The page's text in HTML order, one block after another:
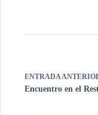
ENTRADA
Encuentro en el